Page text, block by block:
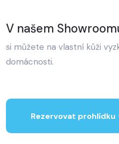
V našem
si můžete na vlastní kůži
domácnosti.
Rezervovat prohlídku